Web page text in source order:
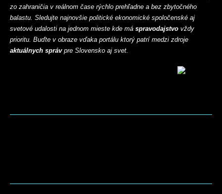
zo zahraničia v reálnom čase rýchlo prehľadne a bez zbytočného
balastu. Sledujte najnovšie politické ekonomické spoločenské aj
svetové udalosti na jednom mieste kde má spravodajstvo vždy
prioritu. Buďte v obraze vďaka portálu ktorý patrí medzi zdroje
aktuálnych správpre Slovensko aj svet.